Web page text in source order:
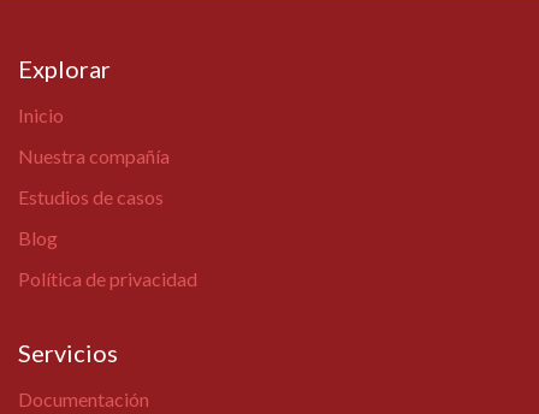
Explorar
Inicio
Nuestra compañía
Estudios de casos
Blog
Política de privacidad
Servicios
Documentación